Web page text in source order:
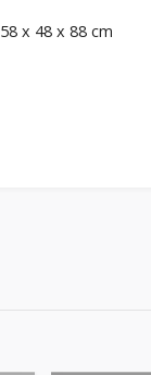
58 x 48 x 88 cm